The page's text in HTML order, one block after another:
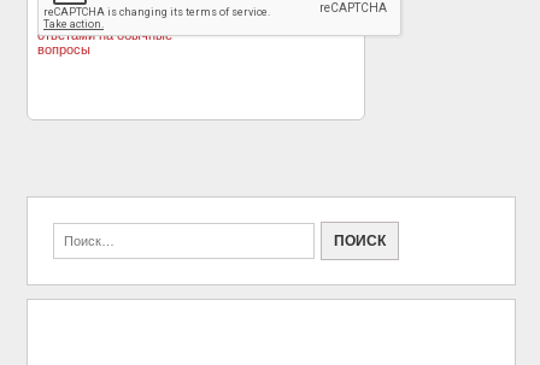
открыток с
нестандартными
ответами на обычные
вопросы
экране и в жизни:
неожиданные факты